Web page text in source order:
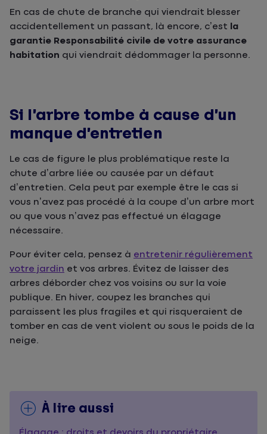
En cas de chute de branche qui viendrait blesser
accidentellement un passant, là encore, c’est la
garantie Responsabilité civile de votre assurance
habitation qui viendrait dédommager la personne.
Si l’arbre tombe à cause d’un
manque d’entretien
Le cas de figure le plus problématique reste la
chute d’arbre liée ou causée par un défaut
d’entretien. Cela peut par exemple être le cas si
vous n’avez pas procédé à la coupe d’un arbre mort
ou que vous n’avez pas effectué un élagage
nécessaire.
Pour éviter cela, pensez à entretenir régulièrement
votre jardin et vos arbres. Évitez de laisser des
arbres déborder chez vos voisins ou sur la voie
publique. En hiver, coupez les branches qui
paraissent les plus fragiles et qui risqueraient de
tomber en cas de vent violent ou sous le poids de la
neige.
À lire aussi